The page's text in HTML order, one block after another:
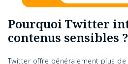
Pourquoi Twitter
contenus sensibles ?
Twitter offre généralement plus